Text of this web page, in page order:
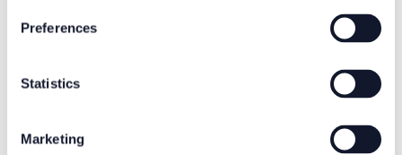
Preferences
Statistics
Marketing
Projektentwicklung und Planungsunterstützung
Training/Seminare
Kundenzufriedenheit
Facherrichter Finden